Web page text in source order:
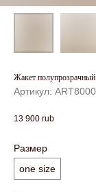
Жакет полупрозрачный
Артикул:
13 900 rub
Размер
one size